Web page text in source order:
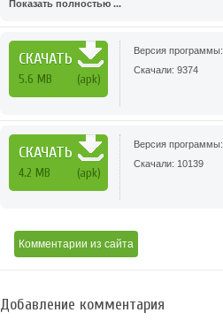
Показать полностью ...
СКАЧАТЬ
5.6 MB (apk)
Версия программы:
Скачали: 9374
СКАЧАТЬ
4.2 MB (apk)
Версия программы:
Скачали: 10139
Комментарии из сайта
Добавление комментария